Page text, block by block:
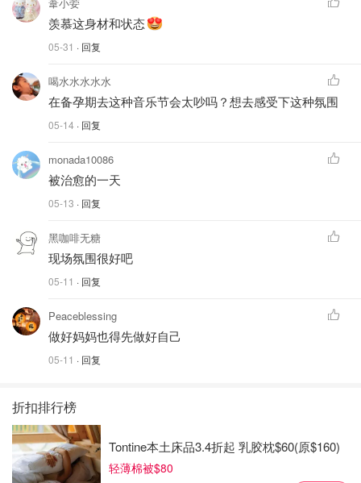
羡慕这身材和状态
05-31 · 回复
喝水水水水水
在备孕期去这种音乐节会太吵吗？想去感受下这种氛围
05-14 · 回复
monada10086
被治愈的一天
05-13 · 回复
黑咖啡无糖
现场氛围很好吧
05-11 · 回复
Peaceblessing
做好妈妈也得先做好自己
05-11 · 回复
折扣排行榜
Tontine本土床品3.4折起 乳胶枕$60(原$160)
轻薄棉被$80